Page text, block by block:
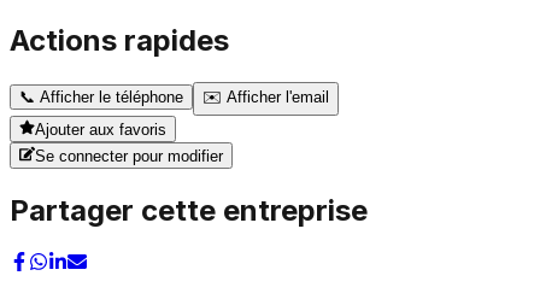
Actions rapides
📞 Afficher le téléphone ✉️ Afficher l'email
Ajouter aux favoris
Se connecter pour modifier
Partager cette entreprise